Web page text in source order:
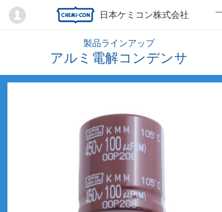
日本ケミコン株式会社
Mypage
製品ラインアップ
アルミ電解コンデンサ